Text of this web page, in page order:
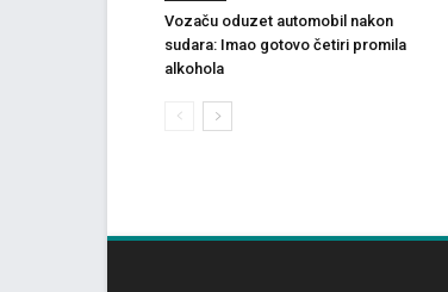
Vozaču oduzet automobil nakon
sudara: Imao gotovo četiri promila
alkohola